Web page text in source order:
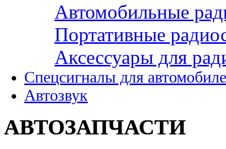
Автомобильные
Портативные
Аксессуары для
Спецсигналы для
Автозвук
АВТОЗАПЧАСТИ